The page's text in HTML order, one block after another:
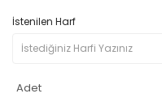
İstenilen Harf
Adet